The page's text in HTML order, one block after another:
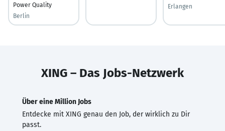
Power Quality
Berlin
Erlangen
XING – Das Jobs-Netzwerk
Über eine Million Jobs
Entdecke mit XING genau den Job, der wirklich zu Dir
passt.